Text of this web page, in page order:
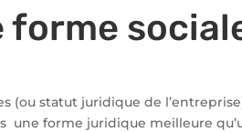
forme
(ou statut juridique de
une forme juridique meilleure